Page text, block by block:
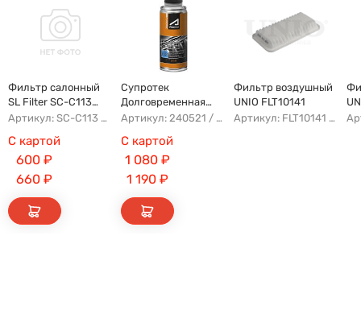
Фильтр салонный
SL Filter SC-C113
(AG779CF)
Артикул: SC-C113 AFW1107 8104400XKZ96A AG779CF
С картой
600 ₽
660 ₽
Супротек
Долговременная
Промывка
Артикул: 240521 / 122929
С картой
1 080₽
1 190₽
Фильтр воздушный
UNIO FLT10141
Артикул: FLT10141 AFAD087 AG302ECO AP142/3